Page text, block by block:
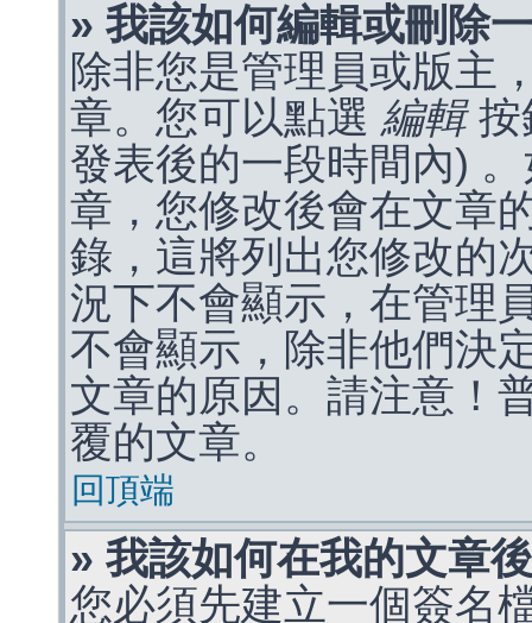
» 我該如何編輯或刪除
除非您是管理員或版主
章。您可以點選 編輯按
發表後的一段時間內)
章，您修改後會在文章
錄，這將列出您修改的
況下不會顯示，在管理
不會顯示，除非他們決
文章的原因。請注意！
覆的文章。
回頂端
» 我該如何在我的文章
您必須先建立一個簽名